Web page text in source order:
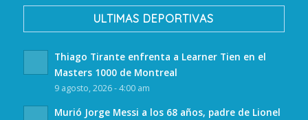
ULTIMAS DEPORTIVAS
Thiago Tirante enfrenta a Learner Tien en el
Masters 1000 de Montreal
9 agosto, 2026 - 4:00 am
Murió Jorge Messi a los 68 años, padre de Lionel